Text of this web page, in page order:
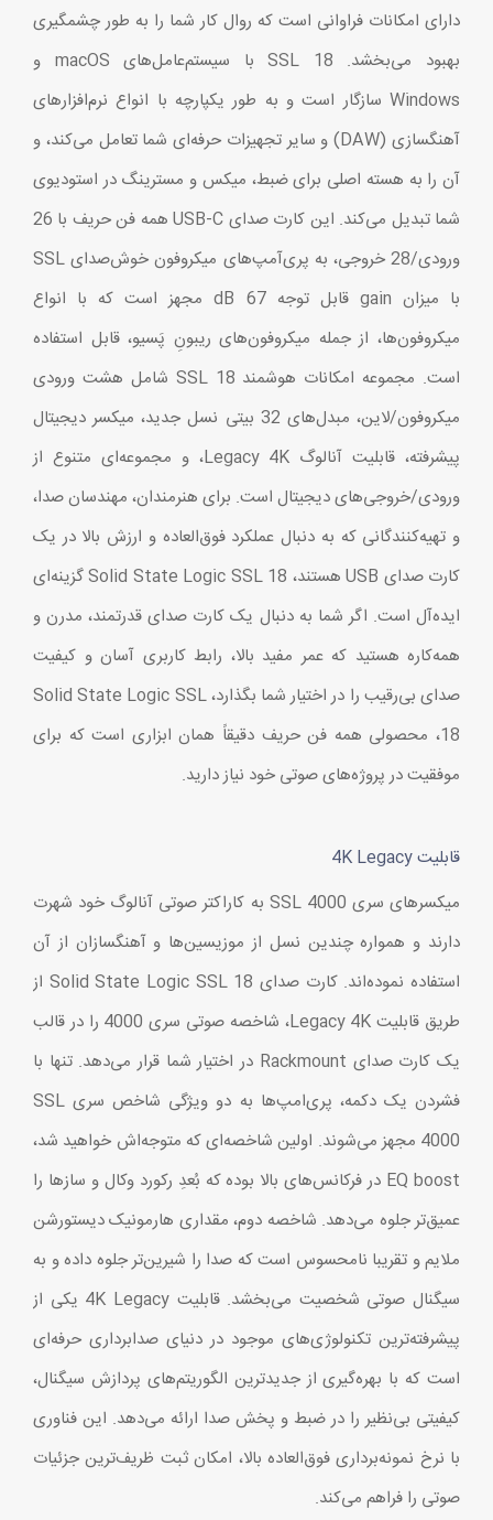
دارای امکانات فراوانی است که روال کار شما را به طور چشمگیری
بهبود می‌بخشد. SSL 18 با سیستم‌عامل‌های macOS و
Windows سازگار است و به طور یکپارچه با انواع نرم‌افزارهای
آهنگسازی (DAW) و سایر تجهیزات حرفه‌ای شما تعامل می‌کند، و
آن را به هسته اصلی برای ضبط، میکس و مسترینگ در استودیوی
شما تبدیل می‌کند. این کارت صدای USB-C همه فن حریف با 26
ورودی/28 خروجی، به پری‌آمپ‌های میکروفون خوش‌صدای SSL
با میزان gain قابل توجه 67 dB مجهز است که با انواع
میکروفون‌ها، از جمله میکروفون‌های ریبونِ پَسیو، قابل استفاده
است. مجموعه امکانات هوشمند SSL 18 شامل هشت ورودی
میکروفون/لاین، مبدل‌های 32 بیتی نسل جدید، میکسر دیجیتال
پیشرفته، قابلیت آنالوگ Legacy 4K، و مجموعه‌ای متنوع از
ورودی/خروجی‌های دیجیتال است. برای هنرمندان، مهندسان صدا،
و تهیه‌کنندگانی که به دنبال عملکرد فوق‌العاده و ارزش بالا در یک
کارت صدای USB هستند، Solid State Logic SSL 18 گزینه‌ای
ایده‌آل است. اگر شما به دنبال یک کارت صدای قدرتمند، مدرن و
همه‌کاره هستید که عمر مفید بالا، رابط کاربری آسان و کیفیت
صدای بی‌رقیب را در اختیار شما بگذارد، Solid State Logic SSL
18، محصولی همه فن حریف دقیقاً همان ابزاری است که برای
موفقیت در پروژه‌های صوتی خود نیاز دارید.
قابلیت 4K Legacy
میکسرهای سری SSL 4000 به کاراکتر صوتی آنالوگ خود شهرت
دارند و همواره چندین نسل از موزیسین‌ها و آهنگسازان از آن
استفاده نموده‌اند. کارت صدای Solid State Logic SSL 18 از
طریق قابلیت Legacy 4K، شاخصه صوتی سری 4000 را در قالب
یک کارت صدای Rackmount در اختیار شما قرار می‌دهد. تنها با
فشردن یک دکمه، پری‌امپ‌ها به دو ویژگی شاخص سری SSL
4000 مجهز می‌شوند. اولین شاخصه‌ای که متوجه‌اش خواهید شد،
EQ boost در فرکانس‌های بالا بوده که بُعدِ رکورد وکال و سازها را
عمیق‌تر جلوه می‌دهد. شاخصه دوم، مقداری هارمونیک دیستورشن
ملایم و تقریبا نامحسوس است که صدا را شیرین‌تر جلوه داده و به
سیگنال صوتی شخصیت می‌بخشد. قابلیت 4K Legacy یکی از
پیشرفته‌ترین تکنولوژی‌های موجود در دنیای صدابرداری حرفه‌ای
است که با بهره‌گیری از جدیدترین الگوریتم‌های پردازش سیگنال،
کیفیتی بی‌نظیر را در ضبط و پخش صدا ارائه می‌دهد. این فناوری
با نرخ نمونه‌برداری فوق‌العاده بالا، امکان ثبت ظریف‌ترین جزئیات
صوتی را فراهم می‌کند.